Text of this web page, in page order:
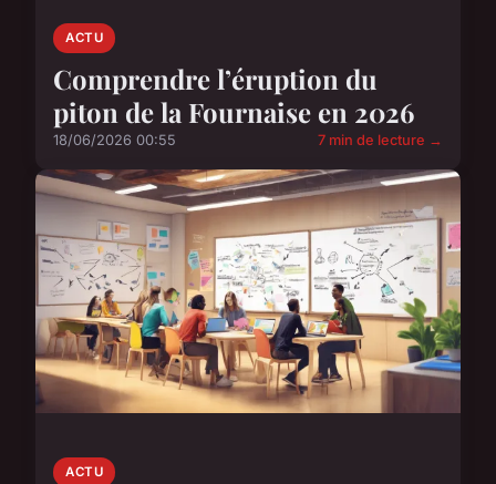
ACTU
Comprendre l’éruption du
piton de la Fournaise en 2026
18/06/2026 00:55 7 min de lecture →
ACTU